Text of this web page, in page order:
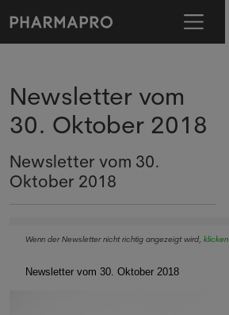
Newsletter vom
30. Oktober 2018
Newsletter vom 30.
Oktober 2018
Wenn der Newsletter nicht richtig angezeigt wird,
Newsletter vom 30. Oktober 2018